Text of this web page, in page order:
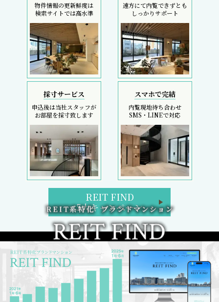
物件情報の更新鮮度は
検索サイトでは高水準
遠方にて内覧できずとも
しっかりサポート
採寸サービス
申込後は当社スタッフが
お部屋を採寸致します
スマホで完結
内覧現地待ち合わせ
SMS・LINEで対応
REIT FIND
5大キャンペーン